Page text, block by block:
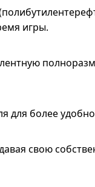
игры.
для более
свою